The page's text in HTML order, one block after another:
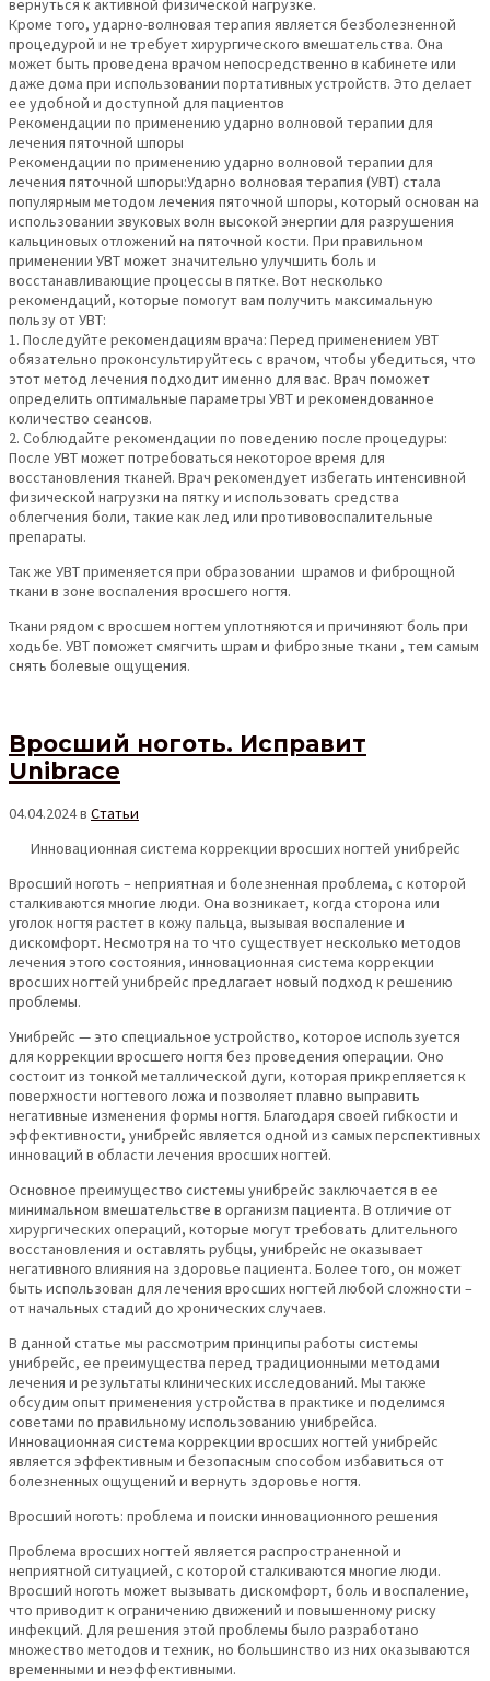
вернуться к активной физической нагрузке.
Кроме того, ударно-волновая терапия является безболезненной
процедурой и не требует хирургического вмешательства. Она
может быть проведена врачом непосредственно в кабинете или
даже дома при использовании портативных устройств. Это делает
ее удобной и доступной для пациентов
Рекомендации по применению ударно волновой терапии для
лечения пяточной шпоры
Рекомендации по применению ударно волновой терапии для
лечения пяточной шпоры:Ударно волновая терапия (УВТ) стала
популярным методом лечения пяточной шпоры, который основан на
использовании звуковых волн высокой энергии для разрушения
кальциновых отложений на пяточной кости. При правильном
применении УВТ может значительно улучшить боль и
восстанавливающие процессы в пятке. Вот несколько
рекомендаций, которые помогут вам получить максимальную
пользу от УВТ:
1. Последуйте рекомендациям врача: Перед применением УВТ
обязательно проконсультируйтесь с врачом, чтобы убедиться, что
этот метод лечения подходит именно для вас. Врач поможет
определить оптимальные параметры УВТ и рекомендованное
количество сеансов.
2. Соблюдайте рекомендации по поведению после процедуры:
После УВТ может потребоваться некоторое время для
восстановления тканей. Врач рекомендует избегать интенсивной
физической нагрузки на пятку и использовать средства
облегчения боли, такие как лед или противовоспалительные
препараты.
Так же УВТ применяется при образовании шрамов и фиброщной
ткани в зоне воспаления вросшего ногтя.
Ткани рядом с вросшем ногтем уплотняются и причиняют боль при
ходьбе. УВТ поможет смягчить шрам и фиброзные ткани , тем самым
снять болевые ощущения.
Вросший ноготь. Исправит
Unibrace
04.04.2024в Статьи
Инновационная система коррекции вросших ногтей унибрейс
Вросший ноготь – неприятная и болезненная проблема, с которой
сталкиваются многие люди. Она возникает, когда сторона или
уголок ногтя растет в кожу пальца, вызывая воспаление и
дискомфорт. Несмотря на то что существует несколько методов
лечения этого состояния, инновационная система коррекции
вросших ногтей унибрейс предлагает новый подход к решению
проблемы.
Унибрейс — это специальное устройство, которое используется
для коррекции вросшего ногтя без проведения операции. Оно
состоит из тонкой металлической дуги, которая прикрепляется к
поверхности ногтевого ложа и позволяет плавно выправить
негативные изменения формы ногтя. Благодаря своей гибкости и
эффективности, унибрейс является одной из самых перспективных
инноваций в области лечения вросших ногтей.
Основное преимущество системы унибрейс заключается в ее
минимальном вмешательстве в организм пациента. В отличие от
хирургических операций, которые могут требовать длительного
восстановления и оставлять рубцы, унибрейс не оказывает
негативного влияния на здоровье пациента. Более того, он может
быть использован для лечения вросших ногтей любой сложности –
от начальных стадий до хронических случаев.
В данной статье мы рассмотрим принципы работы системы
унибрейс, ее преимущества перед традиционными методами
лечения и результаты клинических исследований. Мы также
обсудим опыт применения устройства в практике и поделимся
советами по правильному использованию унибрейса.
Инновационная система коррекции вросших ногтей унибрейс
является эффективным и безопасным способом избавиться от
болезненных ощущений и вернуть здоровье ногтя.
Вросший ноготь: проблема и поиски инновационного решения
Проблема вросших ногтей является распространенной и
неприятной ситуацией, с которой сталкиваются многие люди.
Вросший ноготь может вызывать дискомфорт, боль и воспаление,
что приводит к ограничению движений и повышенному риску
инфекций. Для решения этой проблемы было разработано
множество методов и техник, но большинство из них оказываются
временными и неэффективными.